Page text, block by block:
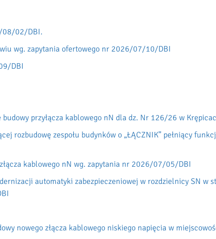
08/02/DBI.
wg. zapytania ofertowego nr 2026/07/10/DBI
DBI
przyłącza kablowego nN dla dz. Nr 126/26 w
rozbudowę zespołu budynków o „ŁĄCZNIK” pełniący
kablowego nN wg. zapytania nr 2026/07/05/DBI
automatyki zabezpieczeniowej w rozdzielnicy SN w
nowego złącza kablowego niskiego napięcia w